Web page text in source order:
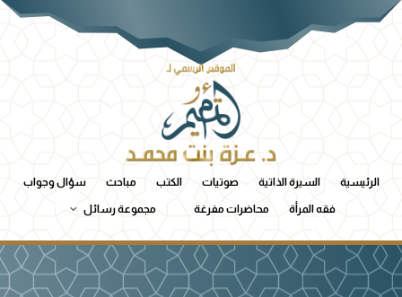
الرئيسية السيرة الذاتية صوتيات الكتب مباحث سؤال وجواب
فقه المرأة محاضرات مفرغة مجموعة رسائل